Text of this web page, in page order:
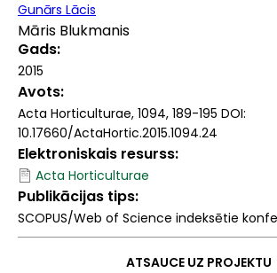
Gunārs Lācis
Māris Blukmanis
Gads
2015
Avots
Acta Horticulturae, 1094, 189-195 DOI:
10.17660/ActaHortic.2015.1094.24
Elektroniskais resurss
Acta Horticulturae
Publikācijas tips
SCOPUS/Web of Science indeksētie
ATSAUCE UZ PROJEKTU